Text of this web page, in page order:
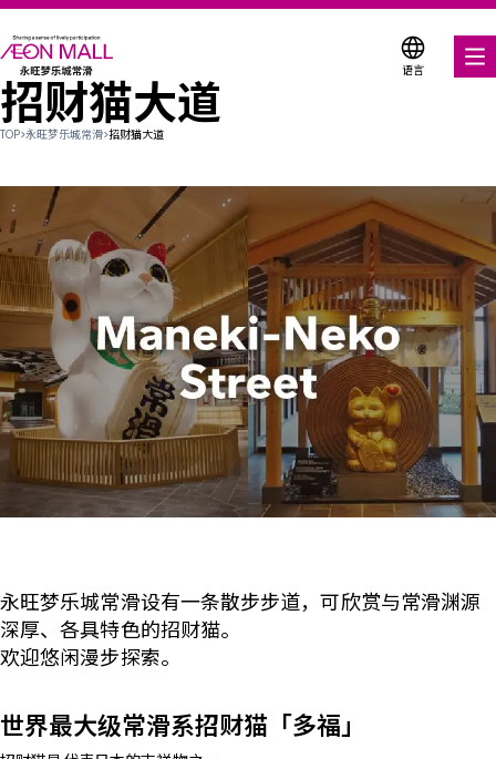
语言
美食饕餮
各种店铺优惠券
折扣优惠券
服务与设施
楼层平面图
关于我们
搜索永旺梦乐城
招财猫大道
TOP>永旺梦乐城常滑>招财猫大道
永旺梦乐城常滑设有一条散步步道，可欣赏与常滑渊源
深厚、各具特色的招财猫。
欢迎悠闲漫步探索。
世界最大级常滑系招财猫「多福」